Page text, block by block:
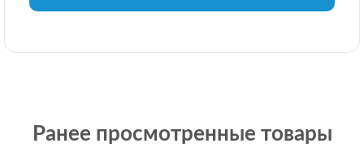
Ранее просмотренные товары